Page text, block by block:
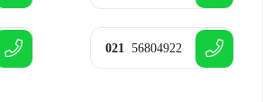
021 56804922